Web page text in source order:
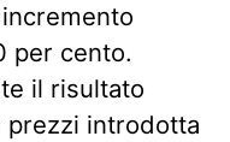
per cento.
il risultato
prezzi introdotta